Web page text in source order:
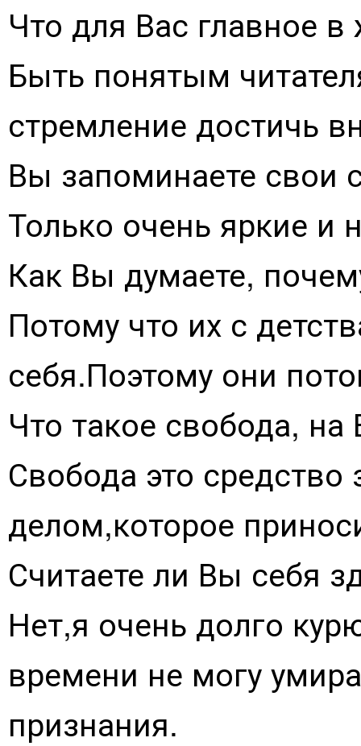
Что для Вас главное
Быть понятым
стремление достичь
Вы запоминаете свои
Только очень яркие и
Как Вы думаете,
Потому что их с
себя.Поэтому они
Что такое свобода,
Свобода это
делом,которое
Считаете ли Вы себя
Нет,я очень долго
времени не могу
признания.